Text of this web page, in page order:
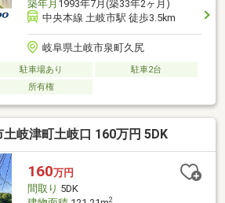
築年月 1993年7月(築33年2ヶ月)
中央本線 土岐市駅 徒歩3.5km
岐阜県土岐市泉町久尻
駐車場あり
駐車2台
所有権
岐津町土岐口 160万円 5DK
160万円
間取り 5DK
2